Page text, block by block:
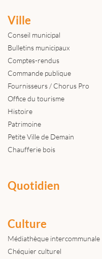
Ville
Conseil municipal
Bulletins municipaux
Comptes-rendus
Commande publique
Fournisseurs / Chorus Pro
Office du tourisme
Histoire
Patrimoine
Petite Ville de Demain
Chaufferie bois
Quotidien
Culture
Médiathèque intercommunale
Chéquier culturel